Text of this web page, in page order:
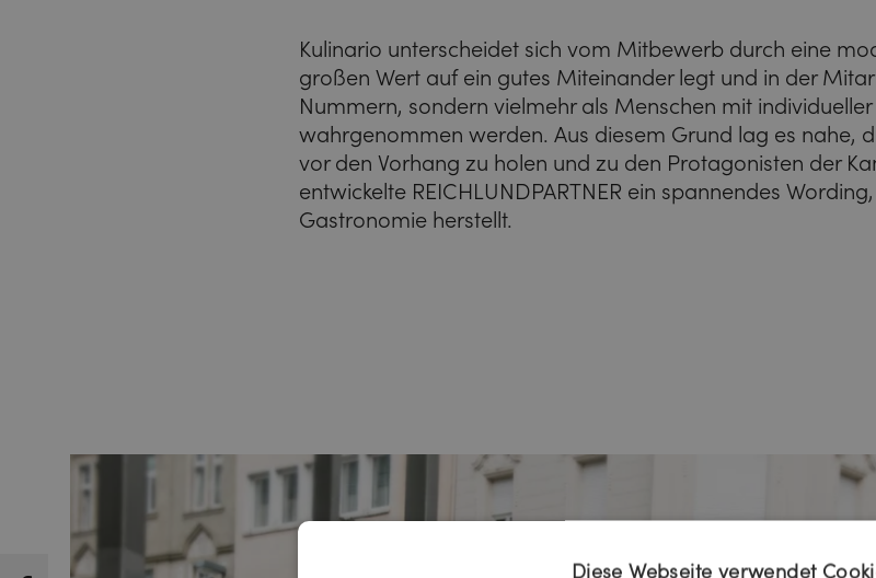
Kulinario unterscheidet sich vom Mitbewerb durch eine
großen Wert auf ein gutes Miteinander legt und in der
Nummern, sondern vielmehr als Menschen mit
wahrgenommen werden. Aus diesem Grund lag es nahe,
vor den Vorhang zu holen und zu den Protagonisten der
entwickelte REICHLUNDPARTNER ein spannendes
Gastronomie herstellt.
Diese Webseite verwendet